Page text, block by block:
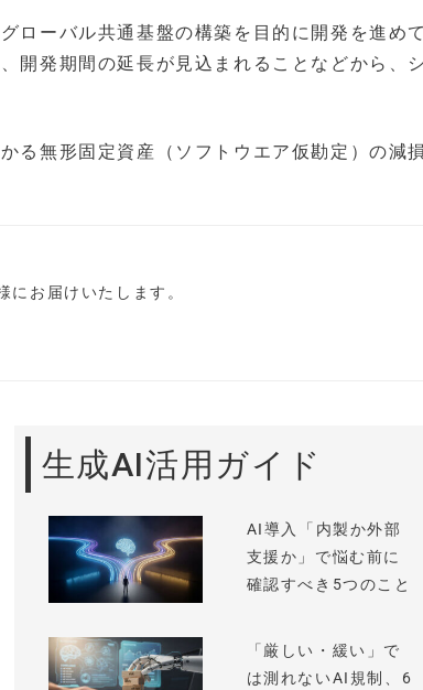
ローバル共通基盤の構築を目的に開発を進め
開発期間の延長が見込まれることなどから、
る無形固定資産（ソフトウエア仮勘定）の減
お届けいたします。
生成AI活用ガイド
AI導入「内製か外部
支援か」で悩む前に
確認すべき5つのこと
「厳しい・緩い」で
は測れないAI規制、6